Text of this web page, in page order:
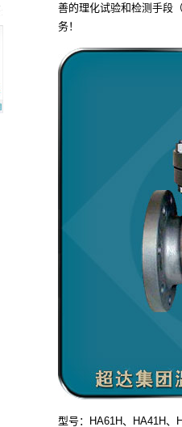
善的理化试验和检测手段
务！
型号：HA61H、HA41H、